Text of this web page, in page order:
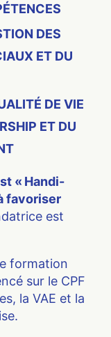
DES
ET DU
DE VIE
ET DU
« Handi-
favoriser
est
formation
sur le CPF
la VAE et la